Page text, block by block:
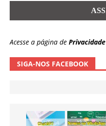
Acesse a página de Privacidade
SIGA-NOS FACEBOOK